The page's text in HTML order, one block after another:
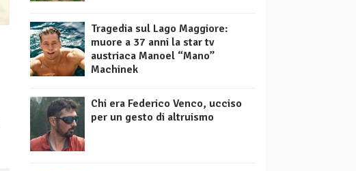
Tragedia sul Lago Maggiore:
muore a 37 anni la star tv
austriaca Manoel “Mano”
Machinek
Chi era Federico Venco, ucciso
per un gesto di altruismo